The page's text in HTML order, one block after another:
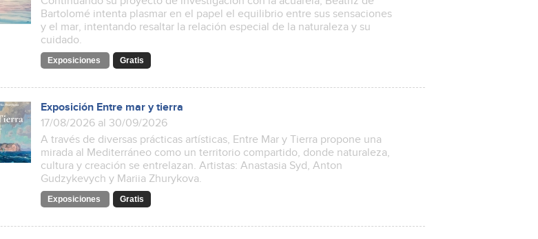
Bartolomé intenta plasmar en el papel el equilibrio entre sus sensaciones
y el mar, intentando resaltar la relación especial de la naturaleza y su
cuidado.
Exposiciones Gratis
Exposición Entre mar y tierra
17/08/2026 al 30/09/2026
A través de diversas prácticas artísticas, Entre Mar y Tierra propone una
mirada al Mediterráneo como un territorio compartido, donde naturaleza,
cultura y creación se entrelazan. Artistas: Anastasia Syd, Anton
Gudzykevych y Mariia Zhurykova.
Exposiciones Gratis